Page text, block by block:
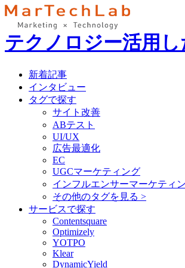
テクノロジー活用
新着記事
インタビュー
タグで探す
サイト改善
ABテスト
UI/UX
広告最適化
EC
UGCマーケティング
インフルエンサーマーケティ
その他のタグを見る >
サービスで探す
Contentsquare
Optimizely
YOTPO
Klear
DynamicYield